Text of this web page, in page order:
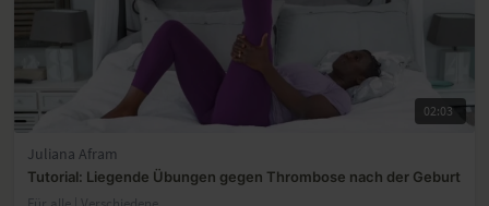
02:03
Juliana Afram
Tutorial: Liegende Übungen gegen Thrombose nach der Geburt